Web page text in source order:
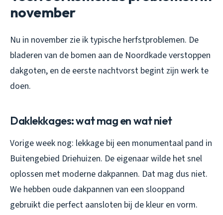
november
Nu in november zie ik typische herfstproblemen. De
bladeren van de bomen aan de Noordkade verstoppen
dakgoten, en de eerste nachtvorst begint zijn werk te
doen.
Daklekkages: wat mag en wat niet
Vorige week nog: lekkage bij een monumentaal pand in
Buitengebied Driehuizen. De eigenaar wilde het snel
oplossen met moderne dakpannen. Dat mag dus niet.
We hebben oude dakpannen van een slooppand
gebruikt die perfect aansloten bij de kleur en vorm.